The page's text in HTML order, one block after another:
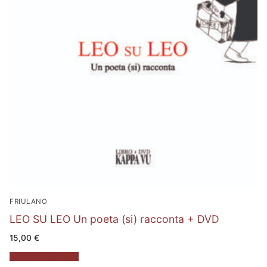
FRIULANO
LEO SU LEO Un poeta (si) racconta + DVD
15,00 €